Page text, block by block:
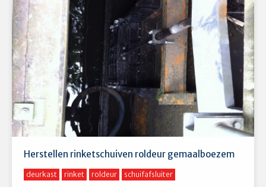
Herstellen rinketschuiven roldeur gemaalboezem
deurkast rinket roldeur schuifafsluiter